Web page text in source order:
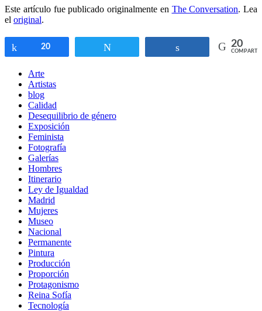
Este artículo fue publicado originalmente en The Conversation. Lea
el original.
Compartir
20 Compartir 20
COMPARTIR
Arte
Artistas
blog
Calidad
Desequilibrio de género
Exposición
Feminista
Fotografía
Galerías
Hombres
Itinerario
Ley de Igualdad
Madrid
Mujeres
Museo
Nacional
Permanente
Pintura
Producción
Proporción
Protagonismo
Reina Sofía
Tecnología